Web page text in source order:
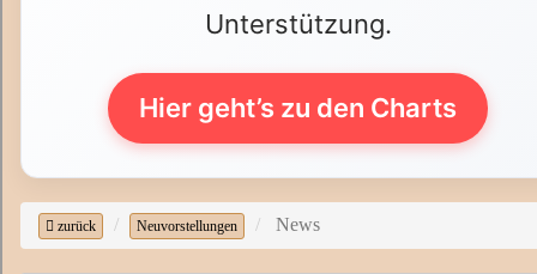
Unterstützung.
Hier geht’s zu den Charts
zurück Neuvorstellungen News